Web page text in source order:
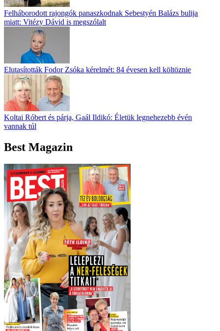
Felháborodott rajongók panaszkodnak Sebestyén Balázs bulija
miatt: Vitézy Dávid is megszólalt
Elutasították Fodor Zsóka kérelmét: 84 évesen kell költöznie
Koltai Róbert és párja, Gaál Ildikó: Életük legnehezebb évén
vannak túl
Best Magazin